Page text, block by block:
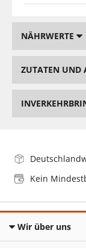
NÄHRWERTE
ZUTATEN UND
Kein
Wir über uns